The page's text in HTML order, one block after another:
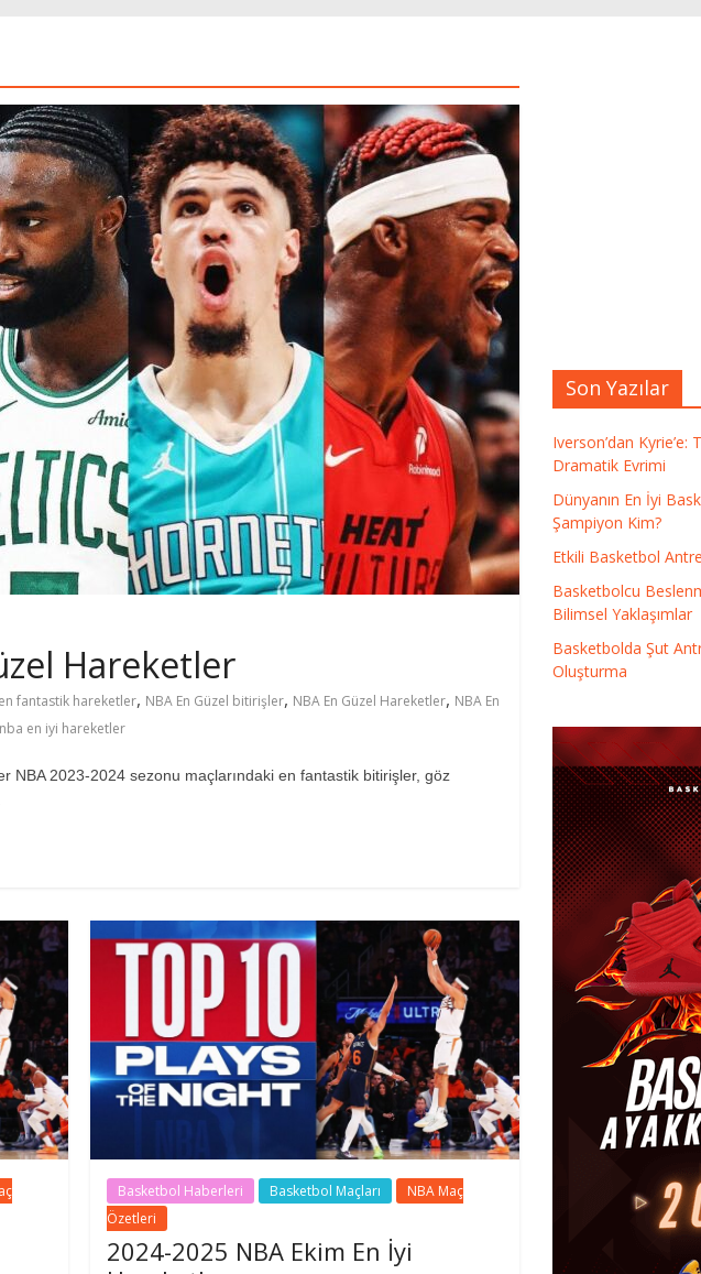
Hareketler
fantastik hareketler, NBA En Güzel bitirişler, NBA En Güzel Hareketler, NBA En
nba en iyi hareketler
NBA 2023-2024 sezonu maçlarındaki en fantastik bitirişler, göz
Basketbol Haberleri Basketbol Maçları
NBA Maç
Özetleri
2024-2025 NBA Ekim En İyi
Son Yazılar
Iverson’dan Kyrie’e:
Dramatik Evrimi
Dünyanın En İyi
Şampiyon Kim?
Etkili Basketbol
Basketbolcu
Bilimsel Yaklaşımlar
Basketbolda Şut
Oluşturma